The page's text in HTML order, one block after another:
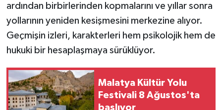
ardından birbirlerinden kopmalarını ve yıllar sonra
yollarının yeniden kesişmesini merkezine alıyor.
Geçmişin izleri, karakterleri hem psikolojik hem de
hukuki bir hesaplaşmaya sürüklüyor.
Malatya Kültür Yolu
Festivali 8 Ağustos'ta
başlıyor